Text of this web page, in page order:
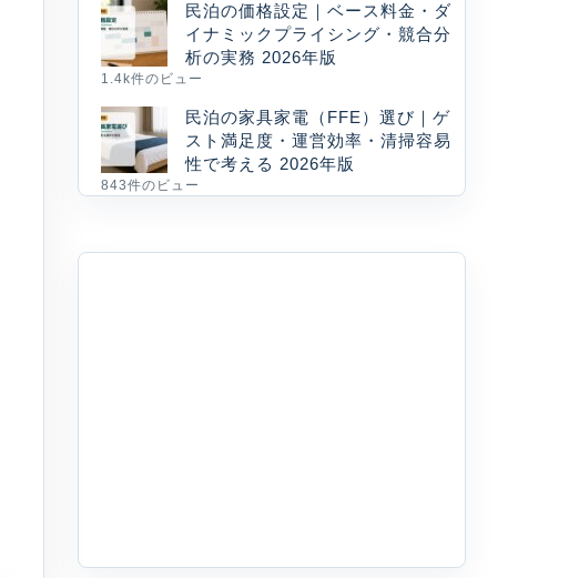
民泊の価格設定｜ベース料金・ダ
イナミックプライシング・競合分
析の実務 2026年版
1.4k件のビュー
民泊の家具家電（FFE）選び｜ゲ
スト満足度・運営効率・清掃容易
性で考える 2026年版
843件のビュー